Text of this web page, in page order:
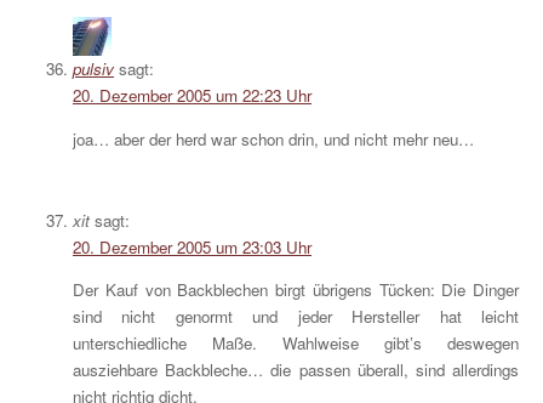
pulsiv sagt:
20. Dezember 2005 um 22:23 Uhr
joa… aber der herd war schon drin, und nicht mehr neu…
xit sagt:
20. Dezember 2005 um 23:03 Uhr
Der Kauf von Backblechen birgt übrigens Tücken: Die Dinger
sind nicht genormt und jeder Hersteller hat leicht
unterschiedliche Maße. Wahlweise gibt’s deswegen
ausziehbare Backbleche… die passen überall, sind allerdings
nicht richtig dicht.